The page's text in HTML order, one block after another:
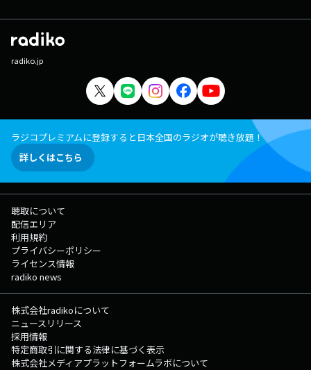
radiko.jp
ラジコプレミアムに登録すると日本全国のラジオが聴き放題！
詳しくはこちら
聴取について
配信エリア
利用規約
プライバシーポリシー
ライセンス情報
radiko news
株式会社radikoについて
ニュースリリース
採用情報
特定商取引に関する法律に基づく表示
株式会社メディアプラットフォームラボについて